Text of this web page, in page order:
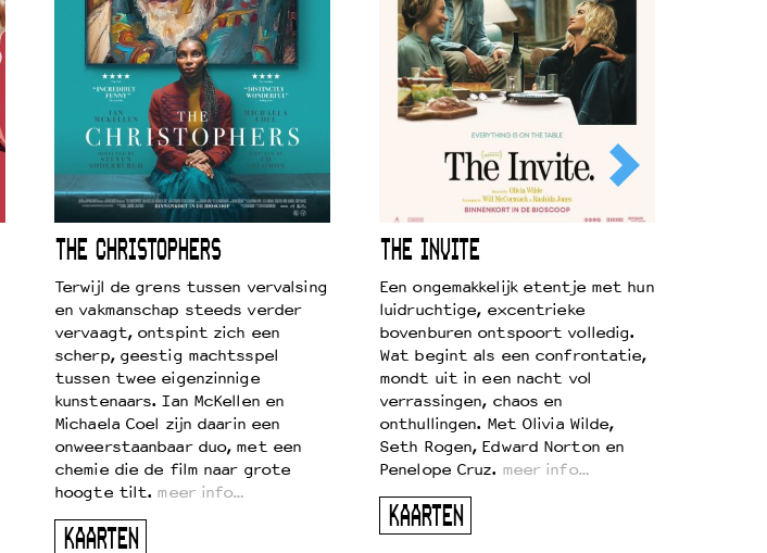
THE CHRISTOPHERS
Terwijl de grens tussen vervalsing
en vakmanschap steeds verder
vervaagt, ontspint zich een
scherp, geestig machtsspel
tussen twee eigenzinnige
kunstenaars. Ian McKellen en
Michaela Coel zijn daarin een
onweerstaanbaar duo, met een
chemie die de film naar grote
hoogte tilt. meer info…
KAARTEN
THE INVITE
Een ongemakkelijk etentje met hun
luidruchtige, excentrieke
bovenburen ontspoort volledig.
Wat begint als een confrontatie,
mondt uit in een nacht vol
verrassingen, chaos en
onthullingen. Met Olivia Wilde,
Seth Rogen, Edward Norton en
Penelope Cruz. meer info…
KAARTEN